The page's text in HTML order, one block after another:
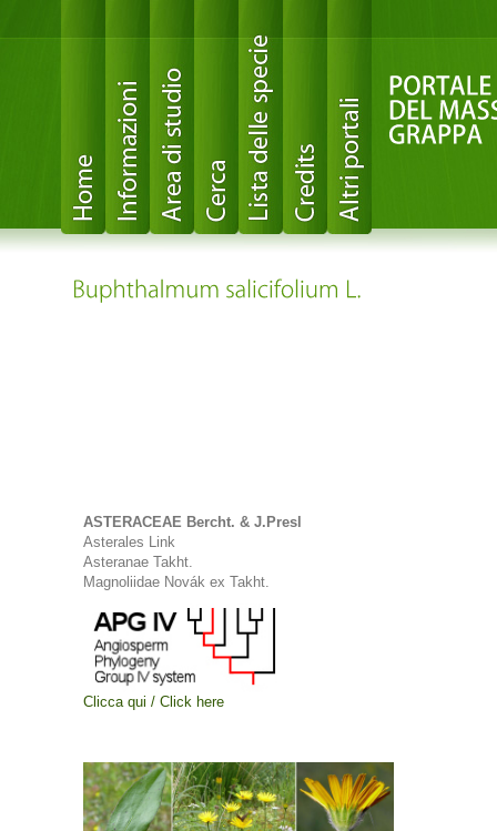
ASTERACEAE Bercht. & J.Presl
Asterales Link
Asteranae Takht.
Magnoliidae Novák ex Takht.
Clicca qui / Click here